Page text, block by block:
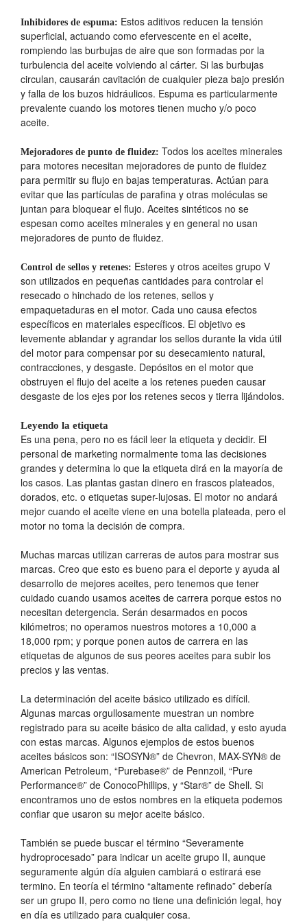
Inhibidores de espuma: Estos aditivos reducen la tensión
superficial, actuando como efervescente en el aceite,
rompiendo las burbujas de aire que son formadas por la
turbulencia del aceite volviendo al cárter. Si las burbujas
circulan, causarán cavitación de cualquier pieza bajo presión
y falla de los buzos hidráulicos. Espuma es particularmente
prevalente cuando los motores tienen mucho y/o poco
aceite.
Mejoradores de punto de fluidez: Todos los aceites minerales
para motores necesitan mejoradores de punto de fluidez
para permitir su flujo en bajas temperaturas. Actúan para
evitar que las partículas de parafina y otras moléculas se
juntan para bloquear el flujo. Aceites sintéticos no se
espesan como aceites minerales y en general no usan
mejoradores de punto de fluidez.
Control de sellos y retenes: Esteres y otros aceites grupo V
son utilizados en pequeñas cantidades para controlar el
resecado o hinchado de los retenes, sellos y
empaquetaduras en el motor. Cada uno causa efectos
específicos en materiales específicos. El objetivo es
levemente ablandar y agrandar los sellos durante la vida útil
del motor para compensar por su desecamiento natural,
contracciones, y desgaste. Depósitos en el motor que
obstruyen el flujo del aceite a los retenes pueden causar
desgaste de los ejes por los retenes secos y tierra lijándolos.
Leyendo la etiqueta
Es una pena, pero no es fácil leer la etiqueta y decidir. El
personal de marketing normalmente toma las decisiones
grandes y determina lo que la etiqueta dirá en la mayoría de
los casos. Las plantas gastan dinero en frascos plateados,
dorados, etc. o etiquetas super-lujosas. El motor no andará
mejor cuando el aceite viene en una botella plateada, pero el
motor no toma la decisión de compra.
Muchas marcas utilizan carreras de autos para mostrar sus
marcas. Creo que esto es bueno para el deporte y ayuda al
desarrollo de mejores aceites, pero tenemos que tener
cuidado cuando usamos aceites de carrera porque estos no
necesitan detergencia. Serán desarmados en pocos
kilómetros; no operamos nuestros motores a 10,000 a
18,000 rpm; y porque ponen autos de carrera en las
etiquetas de algunos de sus peores aceites para subir los
precios y las ventas.
La determinación del aceite básico utilizado es difícil.
Algunas marcas orgullosamente muestran un nombre
registrado para su aceite básico de alta calidad, y esto ayuda
con estas marcas. Algunos ejemplos de estos buenos
aceites básicos son: “ISOSYN®” de Chevron, MAX-SYN® de
American Petroleum, “Purebase®” de Pennzoil, “Pure
Performance®” de ConocoPhillips, y “Star®” de Shell. Si
encontramos uno de estos nombres en la etiqueta podemos
confiar que usaron su mejor aceite básico.
También se puede buscar el término “Severamente
hydroprocesado” para indicar un aceite grupo II, aunque
seguramente algún día alguien cambiará o estirará ese
termino. En teoría el término “altamente refinado” debería
ser un grupo II, pero como no tiene una definición legal, hoy
en día es utilizado para cualquier cosa.